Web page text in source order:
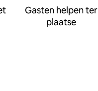
Gasten helpen ter
plaatse